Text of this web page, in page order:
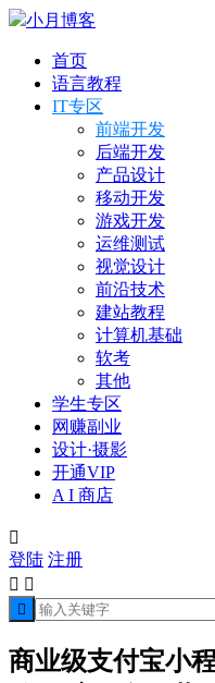
小月博客
首页
语言教程
IT专区
前端开发
后端开发
产品设计
移动开发
游戏开发
运维测试
视觉设计
前沿技术
建站教程
计算机基础
软考
其他
学生专区
网赚副业
设计·摄影
开通VIP
A I 商店

登陆 注册
 

商业级支付宝小